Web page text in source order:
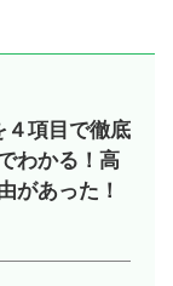
４項目で徹底
わかる！高
があった！